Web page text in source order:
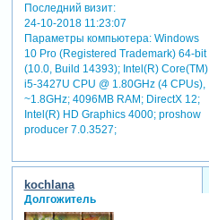
Последний визит:
24-10-2018 11:23:07
Параметры компьютера:Windows
10 Pro (Registered Trademark) 64-bit
(10.0, Build 14393); Intel(R) Core(TM)
i5-3427U CPU @ 1.80GHz (4 CPUs),
~1.8GHz; 4096MB RAM; DirectX 12;
Intel(R) HD Graphics 4000; proshow
producer 7.0.3527;
kochlana
Долгожитель